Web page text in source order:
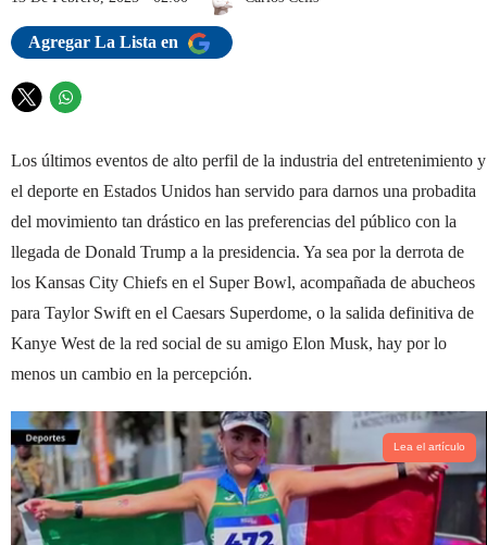
Agregar La Lista en
T
t
e
W
s
a
p
Los últimos eventos de alto perfil de la industria del entretenimiento y
el deporte en Estados Unidos han servido para darnos una probadita
del movimiento tan drástico en las preferencias del público con la
llegada de Donald Trump a la presidencia. Ya sea por la derrota de
los Kansas City Chiefs en el Super Bowl, acompañada de abucheos
para Taylor Swift en el Caesars Superdome, o la salida definitiva de
Kanye West de la red social de su amigo Elon Musk, hay por lo
menos un cambio en la percepción.
Lea el artículo